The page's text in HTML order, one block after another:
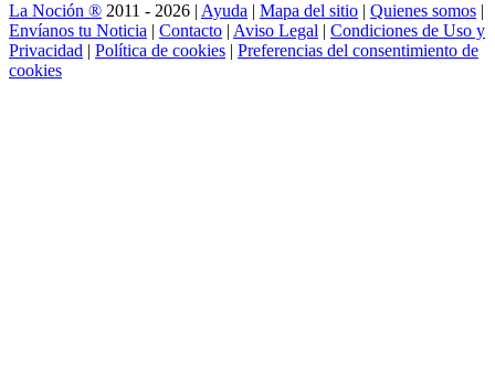
La Noción ® 2011 - 2026 | Ayuda | Mapa del sitio | Quienes somos |
Envíanos tu Noticia | Contacto | Aviso Legal | Condiciones de Uso y
Privacidad | Política de cookies | Preferencias del consentimiento de
cookies